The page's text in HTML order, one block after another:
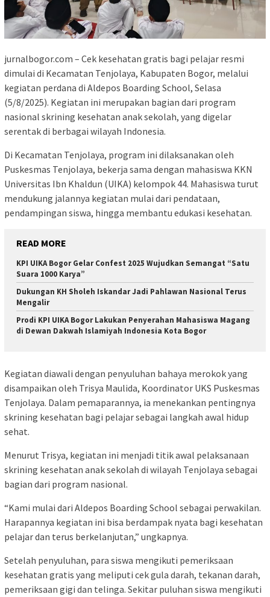
jurnalbogor.com – Cek kesehatan gratis bagi pelajar resmi
dimulai di Kecamatan Tenjolaya, Kabupaten Bogor, melalui
kegiatan perdana di Aldepos Boarding School, Selasa
(5/8/2025). Kegiatan ini merupakan bagian dari program
nasional skrining kesehatan anak sekolah, yang digelar
serentak di berbagai wilayah Indonesia.
Di Kecamatan Tenjolaya, program ini dilaksanakan oleh
Puskesmas Tenjolaya, bekerja sama dengan mahasiswa KKN
Universitas Ibn Khaldun (UIKA) kelompok 44. Mahasiswa turut
mendukung jalannya kegiatan mulai dari pendataan,
pendampingan siswa, hingga membantu edukasi kesehatan.
READ MORE
KPI UIKA Bogor Gelar Confest 2025 Wujudkan Semangat “Satu
Suara 1000 Karya”
Dukungan KH Sholeh Iskandar Jadi Pahlawan Nasional Terus
Mengalir
Prodi KPI UIKA Bogor Lakukan Penyerahan Mahasiswa Magang
di Dewan Dakwah Islamiyah Indonesia Kota Bogor
Kegiatan diawali dengan penyuluhan bahaya merokok yang
disampaikan oleh Trisya Maulida, Koordinator UKS Puskesmas
Tenjolaya. Dalam pemaparannya, ia menekankan pentingnya
skrining kesehatan bagi pelajar sebagai langkah awal hidup
sehat.
Menurut Trisya, kegiatan ini menjadi titik awal pelaksanaan
skrining kesehatan anak sekolah di wilayah Tenjolaya sebagai
bagian dari program nasional.
“Kami mulai dari Aldepos Boarding School sebagai perwakilan.
Harapannya kegiatan ini bisa berdampak nyata bagi kesehatan
pelajar dan terus berkelanjutan,” ungkapnya.
Setelah penyuluhan, para siswa mengikuti pemeriksaan
kesehatan gratis yang meliputi cek gula darah, tekanan darah,
pemeriksaan gigi dan telinga. Sekitar puluhan siswa mengikuti